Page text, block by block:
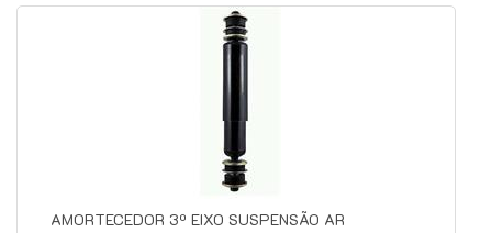
AMORTECEDOR 3º EIXO SUSPENSÃO AR